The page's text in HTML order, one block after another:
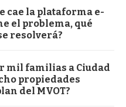
cae la plataforma e-
el problema, qué
resolverá?
mil familias a Ciudad
propiedades
del MVOT?